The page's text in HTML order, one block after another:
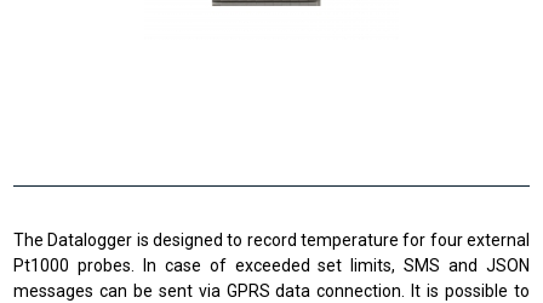
The Datalogger is designed to record temperature for four external
Pt1000 probes. In case of exceeded set limits, SMS and JSON
messages can be sent via GPRS data connection. It is possible to